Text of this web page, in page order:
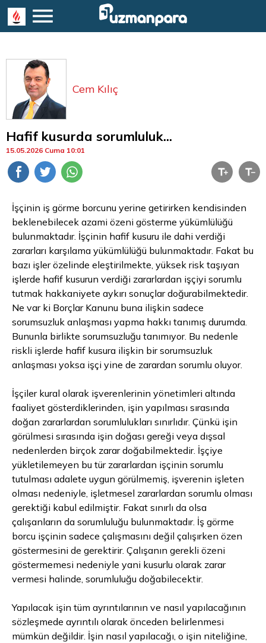
Cem Kılıç
Hafif kusurda sorumluluk...
15.05.2026 Cuma 10:01
İşçinin iş görme borcunu yerine getirirken kendisinden
beklenebilecek azami özeni gösterme yükümlülüğü
bulunmaktadır. İşçinin hafif kusuru ile dahi verdiği
zararları karşılama yükümlülüğü bulunmaktadır. Fakat bu
bazı işler özelinde eleştirilmekte, yüksek risk taşıyan
işlerde hafif kusurun verdiği zararlardan işçiyi sorumlu
tutmak hakkaniyete aykırı sonuçlar doğurabilmektedir.
Ne var ki Borçlar Kanunu buna ilişkin sadece
sorumsuzluk anlaşması yapma hakkı tanımış durumda.
Bununla birlikte sorumsuzluğu tanımıyor. Bu nedenle
riskli işlerde hafif kusura ilişkin bir sorumsuzluk
anlaşması yoksa işçi yine de zarardan sorumlu oluyor.
İşçiler kural olarak işverenlerinin yönetimleri altında
faaliyet gösterdiklerinden, işin yapılması sırasında
doğan zararlardan sorumlulukları sınırlıdır. Çünkü işin
görülmesi sırasında işin doğası gereği veya dışsal
nedenlerden birçok zarar doğabilmektedir. İşçiye
yükletilemeyen bu tür zararlardan işçinin sorumlu
tutulması adalete uygun görülmemiş, işverenin işleten
olması nedeniyle, işletmesel zararlardan sorumlu olması
gerektiği kabul edilmiştir. Fakat sınırlı da olsa
çalışanların da sorumluluğu bulunmaktadır. İş görme
borcu işçinin sadece çalışmasını değil çalışırken özen
göstermesini de gerektirir. Çalışanın gerekli özeni
göstermemesi nedeniyle yani kusurlu olarak zarar
vermesi halinde, sorumluluğu doğabilecektir.
Yapılacak işin tüm ayrıntılarının ve nasıl yapılacağının
sözleşmede ayrıntılı olarak önceden belirlenmesi
mümkün değildir. İşin nasıl yapılacağı, o işin niteliğine,